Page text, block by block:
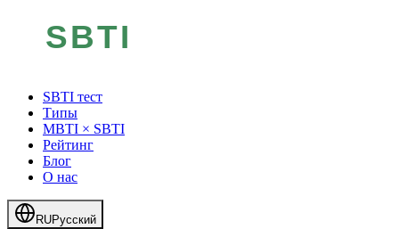
SBTI тест
Типы
MBTI × SBTI
Рейтинг
Блог
О нас
RUРусский